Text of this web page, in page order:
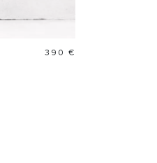
Prix
390 €